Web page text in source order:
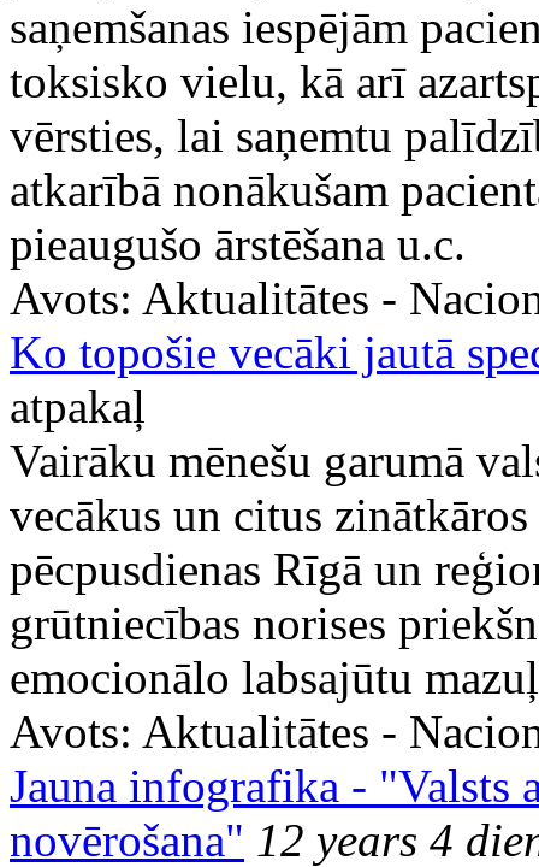
saņemšanas iespējām
toksisko vielu, kā arī
vērsties, lai saņemtu
atkarībā nonākušam
pieaugušo ārstēšana u.c.
Avots: Aktualitātes -
Ko topošie vecāki jautā
atpakaļ
Vairāku mēnešu garumā
vecākus un citus
pēcpusdienas Rīgā un
grūtniecības norises
emocionālo labsajūtu
Avots: Aktualitātes -
Jauna infografika - "Valsts
novērošana" 12 years 4